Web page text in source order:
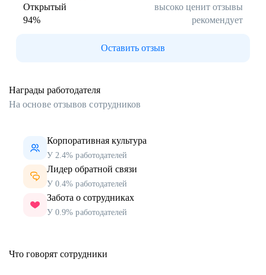
Открытый
высоко ценит отзывы
94% рекомендует
Оставить отзыв
Награды работодателя
На основе отзывов сотрудников
Корпоративная культура
У 2.4% работодателей
Лидер обратной связи
У 0.4% работодателей
Забота о сотрудниках
У 0.9% работодателей
Что говорят сотрудники